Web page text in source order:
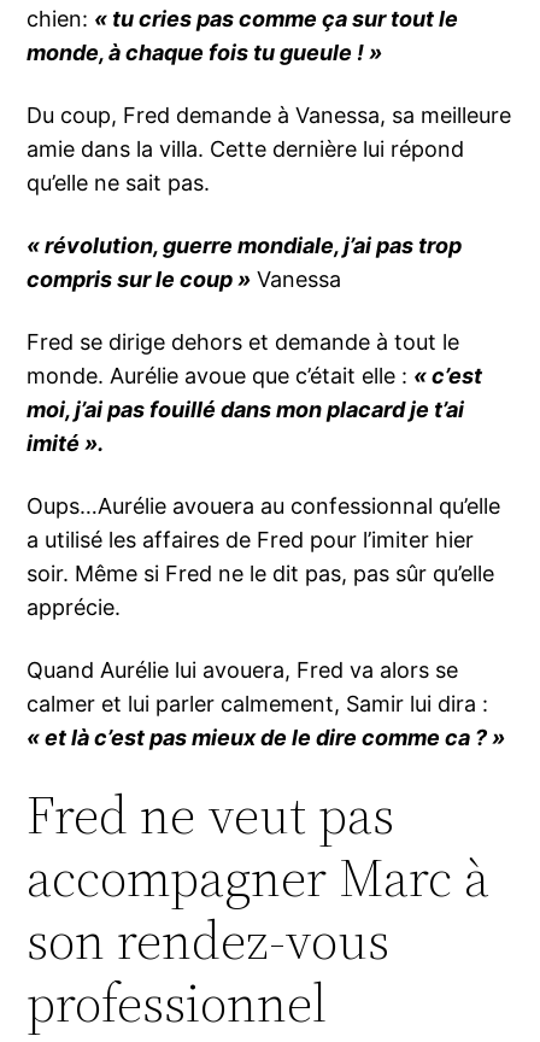
chien: « tu cries pas comme ça sur tout le
monde, à chaque fois tu gueule ! »
Du coup, Fred demande à Vanessa, sa meilleure
amie dans la villa. Cette dernière lui répond
qu’elle ne sait pas.
« révolution, guerre mondiale, j’ai pas trop
compris sur le coup » Vanessa
Fred se dirige dehors et demande à tout le
monde. Aurélie avoue que c’était elle : « c’est
moi, j’ai pas fouillé dans mon placard je t’ai
imité ».
Oups…Aurélie avouera au confessionnal qu’elle
a utilisé les affaires de Fred pour l’imiter hier
soir. Même si Fred ne le dit pas, pas sûr qu’elle
apprécie.
Quand Aurélie lui avouera, Fred va alors se
calmer et lui parler calmement, Samir lui dira :
« et là c’est pas mieux de le dire comme ca ? »
Fred ne veut pas
accompagner Marc à
son rendez-vous
professionnel